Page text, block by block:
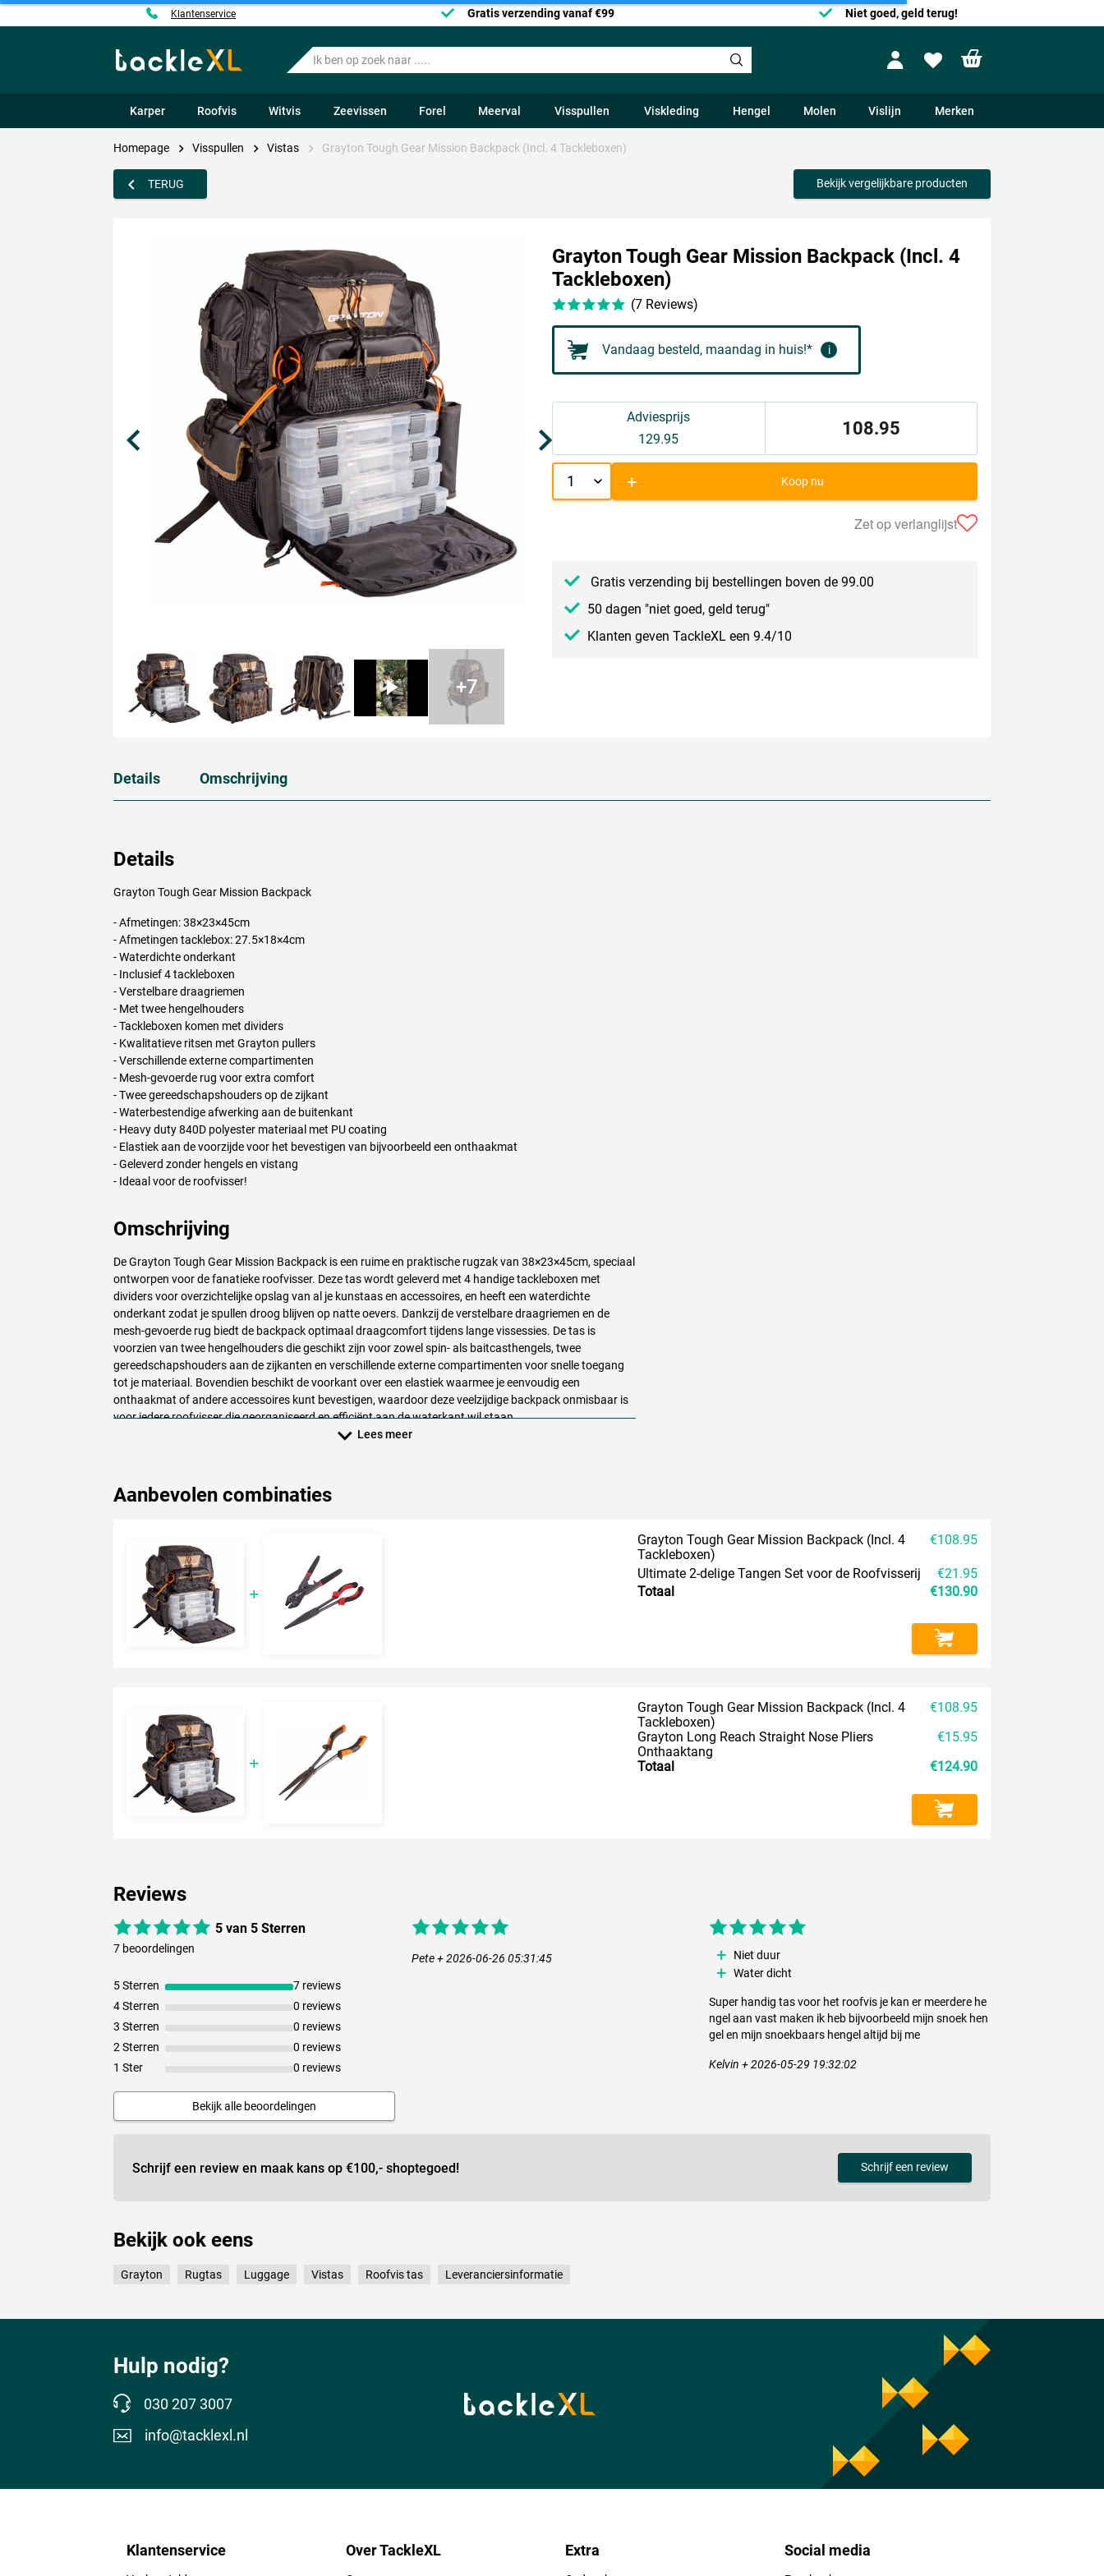
Klantenservice Gratis verzending vanaf €99 Niet goed, geld terug!
Ik
ben
naar
.....
ProfileWishlist
Karper Roofvis Witvis Zeevissen Forel Meerval Visspullen Viskleding Hengel Molen Vislijn Merken
Homepage Visspullen Vistas Grayton Tough Gear Mission Backpack (Incl. 4 Tackleboxen)
TERUG Bekijk vergelijkbare producten
Grayton Tough Gear Mission Backpack (Incl. 4
Tackleboxen)
(7 Reviews)
Vandaag besteld, maandag in huis!* i
Adviesprijs
129.95
108.95
+ Koop nu
Zet op verlanglijst
Gratis verzending bij bestellingen boven de 99.00
50 dagen "niet goed, geld terug"
Klanten geven TackleXL een 9.4/10
Details Omschrijving
Details
Grayton Tough Gear Mission Backpack
- Afmetingen: 38×23×45cm
- Afmetingen tacklebox: 27.5×18×4cm
- Waterdichte onderkant
- Inclusief 4 tackleboxen
- Verstelbare draagriemen
- Met twee hengelhouders
- Tackleboxen komen met dividers
- Kwalitatieve ritsen met Grayton pullers
- Verschillende externe compartimenten
- Mesh-gevoerde rug voor extra comfort
- Twee gereedschapshouders op de zijkant
- Waterbestendige afwerking aan de buitenkant
- Heavy duty 840D polyester materiaal met PU coating
- Elastiek aan de voorzijde voor het bevestigen van bijvoorbeeld een onthaakmat
- Geleverd zonder hengels en vistang
- Ideaal voor de roofvisser!
Omschrijving
De Grayton Tough Gear Mission Backpack is een ruime en praktische rugzak van 38×23×45cm, speciaal
ontworpen voor de fanatieke roofvisser. Deze tas wordt geleverd met 4 handige tackleboxen met
dividers voor overzichtelijke opslag van al je kunstaas en accessoires, en heeft een waterdichte
onderkant zodat je spullen droog blijven op natte oevers. Dankzij de verstelbare draagriemen en de
mesh-gevoerde rug biedt de backpack optimaal draagcomfort tijdens lange vissessies. De tas is
voorzien van twee hengelhouders die geschikt zijn voor zowel spin- als baitcasthengels, twee
gereedschapshouders aan de zijkanten en verschillende externe compartimenten voor snelle toegang
tot je materiaal. Bovendien beschikt de voorkant over een elastiek waarmee je eenvoudig een
onthaakmat of andere accessoires kunt bevestigen, waardoor deze veelzijdige backpack onmisbaar is
voor iedere roofvisser die georganiseerd en efficiënt aan de waterkant wil staan.
Lees meer
Aanbevolen combinaties
Grayton Tough Gear Mission Backpack (Incl. 4
Tackleboxen)
€108.95
Ultimate 2-delige Tangen Set voor de Roofvisserij
€21.95
Totaal
€130.90
Grayton Tough Gear Mission Backpack (Incl. 4
Tackleboxen)
€108.95
Grayton Long Reach Straight Nose Pliers
Onthaaktang
€15.95
Totaal
€124.90
Reviews
5 van 5 Sterren
7 beoordelingen
5 Sterren
7 reviews
4 Sterren
0 reviews
3 Sterren
0 reviews
2 Sterren
0 reviews
1 Ster
0 reviews
Bekijk alle beoordelingen
Pete + 2026-06-26 05:31:45
Niet duur
Water dicht
Super handig tas voor het roofvis je kan er meerdere he
ngel aan vast maken ik heb bijvoorbeeld mijn snoek hen
gel en mijn snoekbaars hengel altijd bij me
Kelvin + 2026-05-29 19:32:02
Schrijf een review en maak kans op €100,- shoptegoed! Schrijf een review
Bekijk ook eens
Grayton Rugtas Luggage Vistas Roofvis tas Leveranciersinformatie
Hulp nodig?
030 207 3007
info@tacklexl.nl
Klantenservice Over TackleXL Extra Social media